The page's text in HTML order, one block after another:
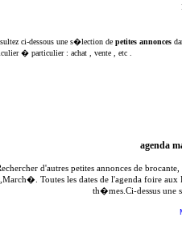
ci-dessous une s�lection de petites annonces
� particulier : achat , vente , etc .
agenda
d'autres petites annonces de
Toutes les dates de l'agenda foire
th�mes.Ci-dessus